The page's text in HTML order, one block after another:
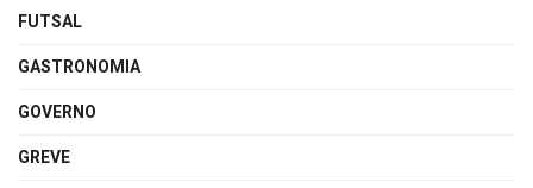
FUTSAL
GASTRONOMIA
GOVERNO
GREVE